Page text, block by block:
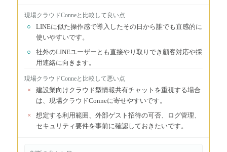
現場クラウドConneと比較して良い点
○
LINEに似た操作感で導入したその日から誰でも直感的に
使いやすいです。
○
社外のLINEユーザーとも直接やり取りでき顧客対応や採
用連絡に向きます。
現場クラウドConneと比較して悪い点
×
建設業向けクラウド型情報共有チャットを重視する場合
は、現場クラウドConneに寄せやすいです。
×
想定する利用範囲、外部ゲスト招待の可否、ログ管理、
セキュリティ要件を事前に確認しておきたいです。